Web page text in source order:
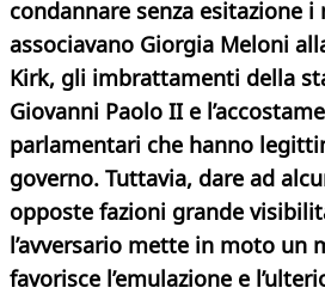
condannare senza esitazione i
associavano Giorgia Meloni
Kirk, gli imbrattamenti della
Giovanni Paolo II e
parlamentari che hanno
governo. Tuttavia, dare ad
opposte fazioni grande
l’avversario mette in moto un
favorisce l’emulazione e